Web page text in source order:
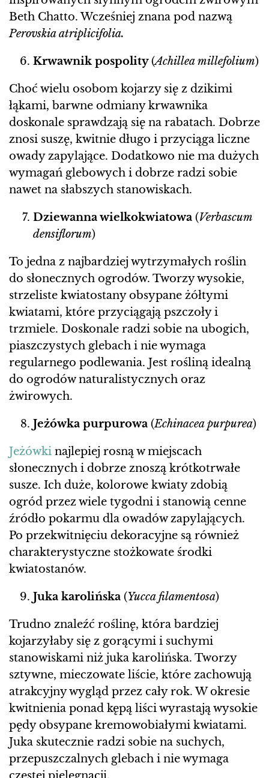
Beth Chatto. Wcześniej znana pod nazwą
Perovskia atriplicifolia.
Krwawnik pospolity(Achillea millefolium)
Choć wielu osobom kojarzy się z dzikimi
łąkami, barwne odmiany krwawnika
doskonale sprawdzają się na rabatach. Dobrze
znosi suszę, kwitnie długo i przyciąga liczne
owady zapylające. Dodatkowo nie ma dużych
wymagań glebowych i dobrze radzi sobie
nawet na słabszych stanowiskach.
Dziewanna wielkokwiatowa (Verbascum
densiflorum)
To jedna z najbardziej wytrzymałych roślin
do słonecznych ogrodów. Tworzy wysokie,
strzeliste kwiatostany obsypane żółtymi
kwiatami, które przyciągają pszczoły i
trzmiele. Doskonale radzi sobie na ubogich,
piaszczystych glebach i nie wymaga
regularnego podlewania. Jest rośliną idealną
do ogrodów naturalistycznych oraz
żwirowych.
Jeżówka purpurowa (Echinacea purpurea)
Jeżówki najlepiej rosną w miejscach
słonecznych i dobrze znoszą krótkotrwałe
susze. Ich duże, kolorowe kwiaty zdobią
ogród przez wiele tygodni i stanowią cenne
źródło pokarmu dla owadów zapylających.
Po przekwitnięciu dekoracyjne są również
charakterystyczne stożkowate środki
kwiatostanów.
Juka karolińska (Yucca filamentosa)
Trudno znaleźć roślinę, która bardziej
kojarzyłaby się z gorącymi i suchymi
stanowiskami niż juka karolińska. Tworzy
sztywne, mieczowate liście, które zachowują
atrakcyjny wygląd przez cały rok. W okresie
kwitnienia ponad kępą liści wyrastają wysokie
pędy obsypane kremowobiałymi kwiatami.
Juka skutecznie radzi sobie na suchych,
przepuszczalnych glebach i nie wymaga